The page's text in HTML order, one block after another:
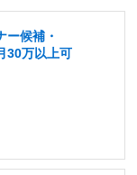
ー候補・
30万以上可